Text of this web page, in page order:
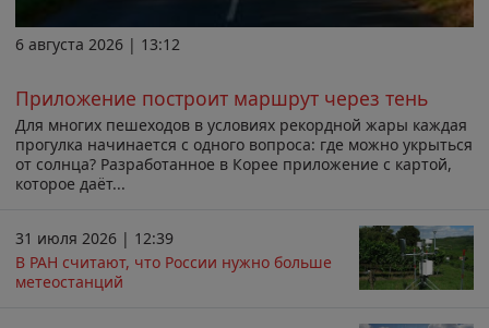
6 августа 2026 | 13:12
Приложение построит маршрут через тень
Для многих пешеходов в условиях рекордной жары каждая
прогулка начинается с одного вопроса: где можно укрыться
от солнца? Разработанное в Корее приложение с картой,
которое даёт...
31 июля 2026 | 12:39
В РАН считают, что России нужно больше
метеостанций